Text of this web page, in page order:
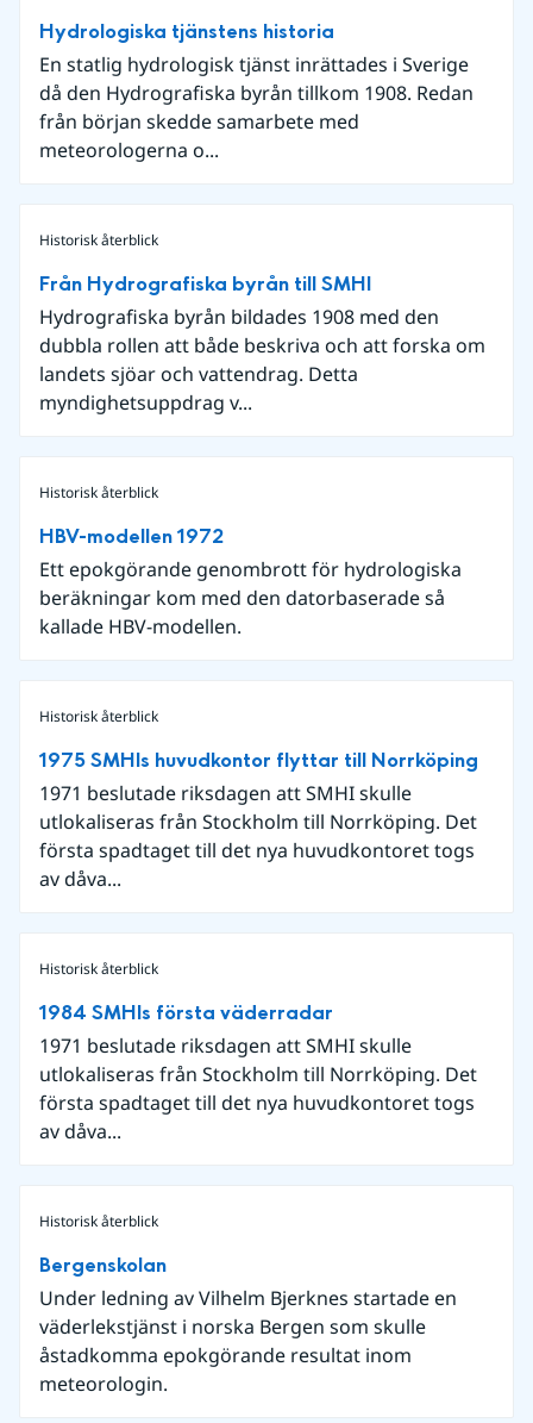
Hydrologiska tjänstens historia
En statlig hydrologisk tjänst inrättades i Sverige
då den Hydrografiska byrån tillkom 1908. Redan
från början skedde samarbete med
meteorologerna o...
Historisk återblick
Från Hydrografiska byrån till SMHI
Hydrografiska byrån bildades 1908 med den
dubbla rollen att både beskriva och att forska om
landets sjöar och vattendrag. Detta
myndighetsuppdrag v...
Historisk återblick
HBV-modellen 1972
Ett epokgörande genombrott för hydrologiska
beräkningar kom med den datorbaserade så
kallade HBV-modellen.
Historisk återblick
1975 SMHIs huvudkontor flyttar till Norrköping
1971 beslutade riksdagen att SMHI skulle
utlokaliseras från Stockholm till Norrköping. Det
första spadtaget till det nya huvudkontoret togs
av dåva...
Historisk återblick
1984 SMHIs första väderradar
1971 beslutade riksdagen att SMHI skulle
utlokaliseras från Stockholm till Norrköping. Det
första spadtaget till det nya huvudkontoret togs
av dåva...
Historisk återblick
Bergenskolan
Under ledning av Vilhelm Bjerknes startade en
väderlekstjänst i norska Bergen som skulle
åstadkomma epokgörande resultat inom
meteorologin.